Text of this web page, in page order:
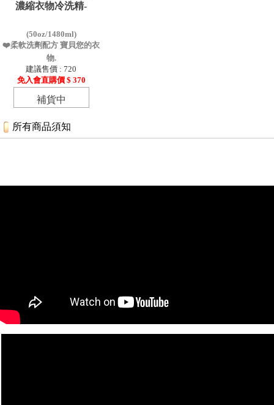
濃縮衣物冷洗精-
(50oz/1480ml)
❤️柔軟洗劑配方 寶貝您的衣
物.
建議售價 : 720
免入會直購價 $ 370
補貨中
所有商品須知